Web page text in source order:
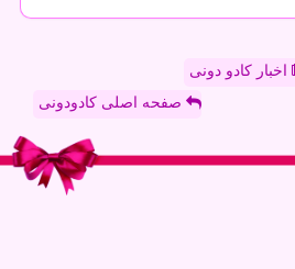
اخبار کادو دونی
صفحه اصلی کادودونی